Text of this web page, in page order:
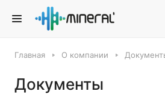
Главная О компании
Документы